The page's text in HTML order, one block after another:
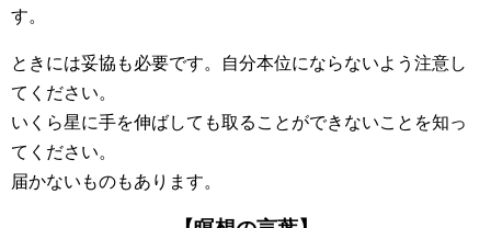
す。
ときには妥協も必要です。自分本位にならないよう注意し
てください。
いくら星に手を伸ばしても取ることができないことを知っ
てください。
届かないものもあります。